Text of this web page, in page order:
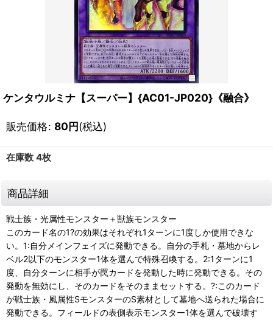
ケンタウルミナ【スーパー】{AC01-JP020}《融合》
販売価格: 80円(税込)
在庫数 4枚
商品詳細
戦士族・光属性モンスター＋獣族モンスター
このカード名の1?の効果はそれぞれ1ターンに1度しか使用できな
い。1:自分メインフェイズに発動できる。自分の手札・墓地からレ
ベル2以下のモンスター1体を選んで特殊召喚する。2:1ターンに1
度、自分ターンに相手が罠カードを発動した時に発動できる。その
発動を無効にし、そのカードをそのままセットする。?:このカード
が戦士族・風属性SモンスターのS素材として墓地へ送られた場合に
発動できる。フィールドの表側表示モンスター1体を選んで破壊す